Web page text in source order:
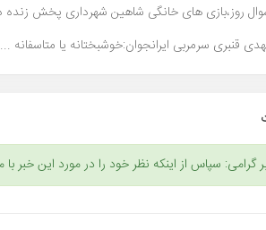
روز،بازی های خانگی شاهین شهرداری پخش زنده
قنبری سرمربی ایرانجوان:خوشبختانه یا متاسفانه ...
گرامی: سپاس از اینکه نظر خود را در مورد این خبر